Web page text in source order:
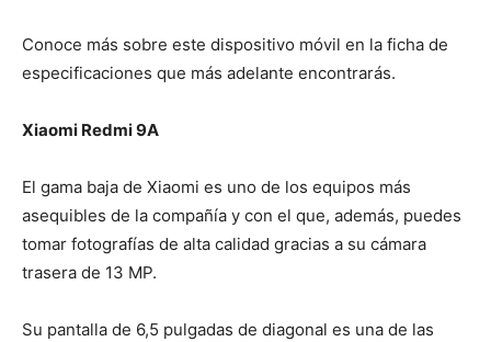
Conoce más sobre este dispositivo móvil en la ficha de
especificaciones que más adelante encontrarás.
Xiaomi Redmi 9A
El gama baja de Xiaomi es uno de los equipos más
asequibles de la compañía y con el que, además, puedes
tomar fotografías de alta calidad gracias a su cámara
trasera de 13 MP.
Su pantalla de 6,5 pulgadas de diagonal es una de las